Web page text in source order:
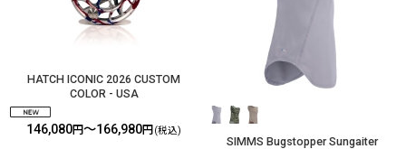
HATCH ICONIC 2026 CUSTOM
COLOR - USA
146,080円～166,980円 (税込)
SIMMS Bugstopper Sungaiter